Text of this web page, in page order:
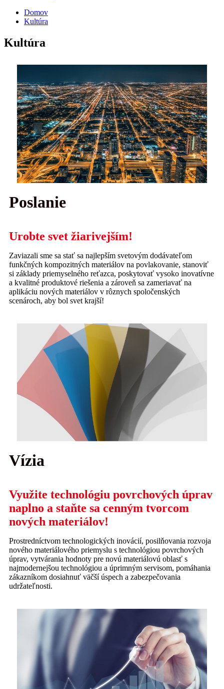
Domov
Kultúra
Kultúra
Poslanie
Urobte svet žiarivejším!
Zaviazali sme sa stať sa najlepším svetovým dodávateľom
funkčných kompozitných materiálov na povlakovanie, stanoviť
si základy priemyselného reťazca, poskytovať vysoko inovatívne
a kvalitné produktové riešenia a zároveň sa zameriavať na
aplikáciu nových materiálov v rôznych spoločenských
scenároch, aby bol svet krajší!
Vízia
Využite technológiu povrchových úprav
naplno a staňte sa cenným tvorcom
nových materiálov!
Prostredníctvom technologických inovácií, posilňovania rozvoja
nového materiálového priemyslu s technológiou povrchových
úprav, vytvárania hodnoty pre novú materiálovú oblasť s
najmodernejšou technológiou a úprimným servisom, pomáhania
zákazníkom dosiahnuť väčší úspech a zabezpečovania
udržateľnosti.